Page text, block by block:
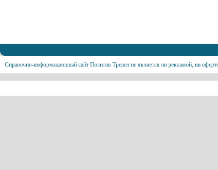
Справочно-информационный сайт Позитив Тревел не является ни рекламой, ни